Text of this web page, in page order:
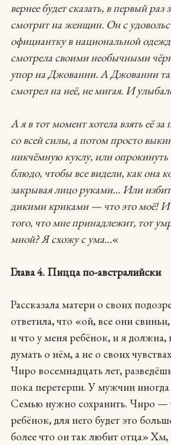
вернее будет сказать, в первый раз
смотрит на женщин. Он с
официантку в национальной
смотрела своими необычными
упор на Джованни. А Джованни
смотрел на неё, не мигая. И
А я в тот момент хотела взять её за
со всей силы, а потом просто
никчёмную куклу, или опрокинуть
блюдо, чтобы все видели, как она
закрывая лицо руками… Или
дикими криками — что это моё! И
того, что мне принадлежит, тот
мной? Я схожу с ума…«
Глава 4. Пицца по-австралийски
Рассказала матери о своих
ответила, что «ой, все они
и что у меня ребёнок, и я должна,
думать о нём, а не о своих
Чиро восемнадцать лет,
пока перетерпи. У мужчин иногда
Семью нужно сохранить. Чиро —
ребёнок, для него будет это
более что он так любит отца» Хм,